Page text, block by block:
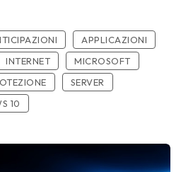
APPLICAZIONI
INTERNET
MICROSOFT
SERVER
10